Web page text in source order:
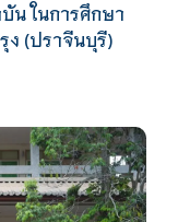
น ในการศึกษา
ง (ปราจีนบุรี)